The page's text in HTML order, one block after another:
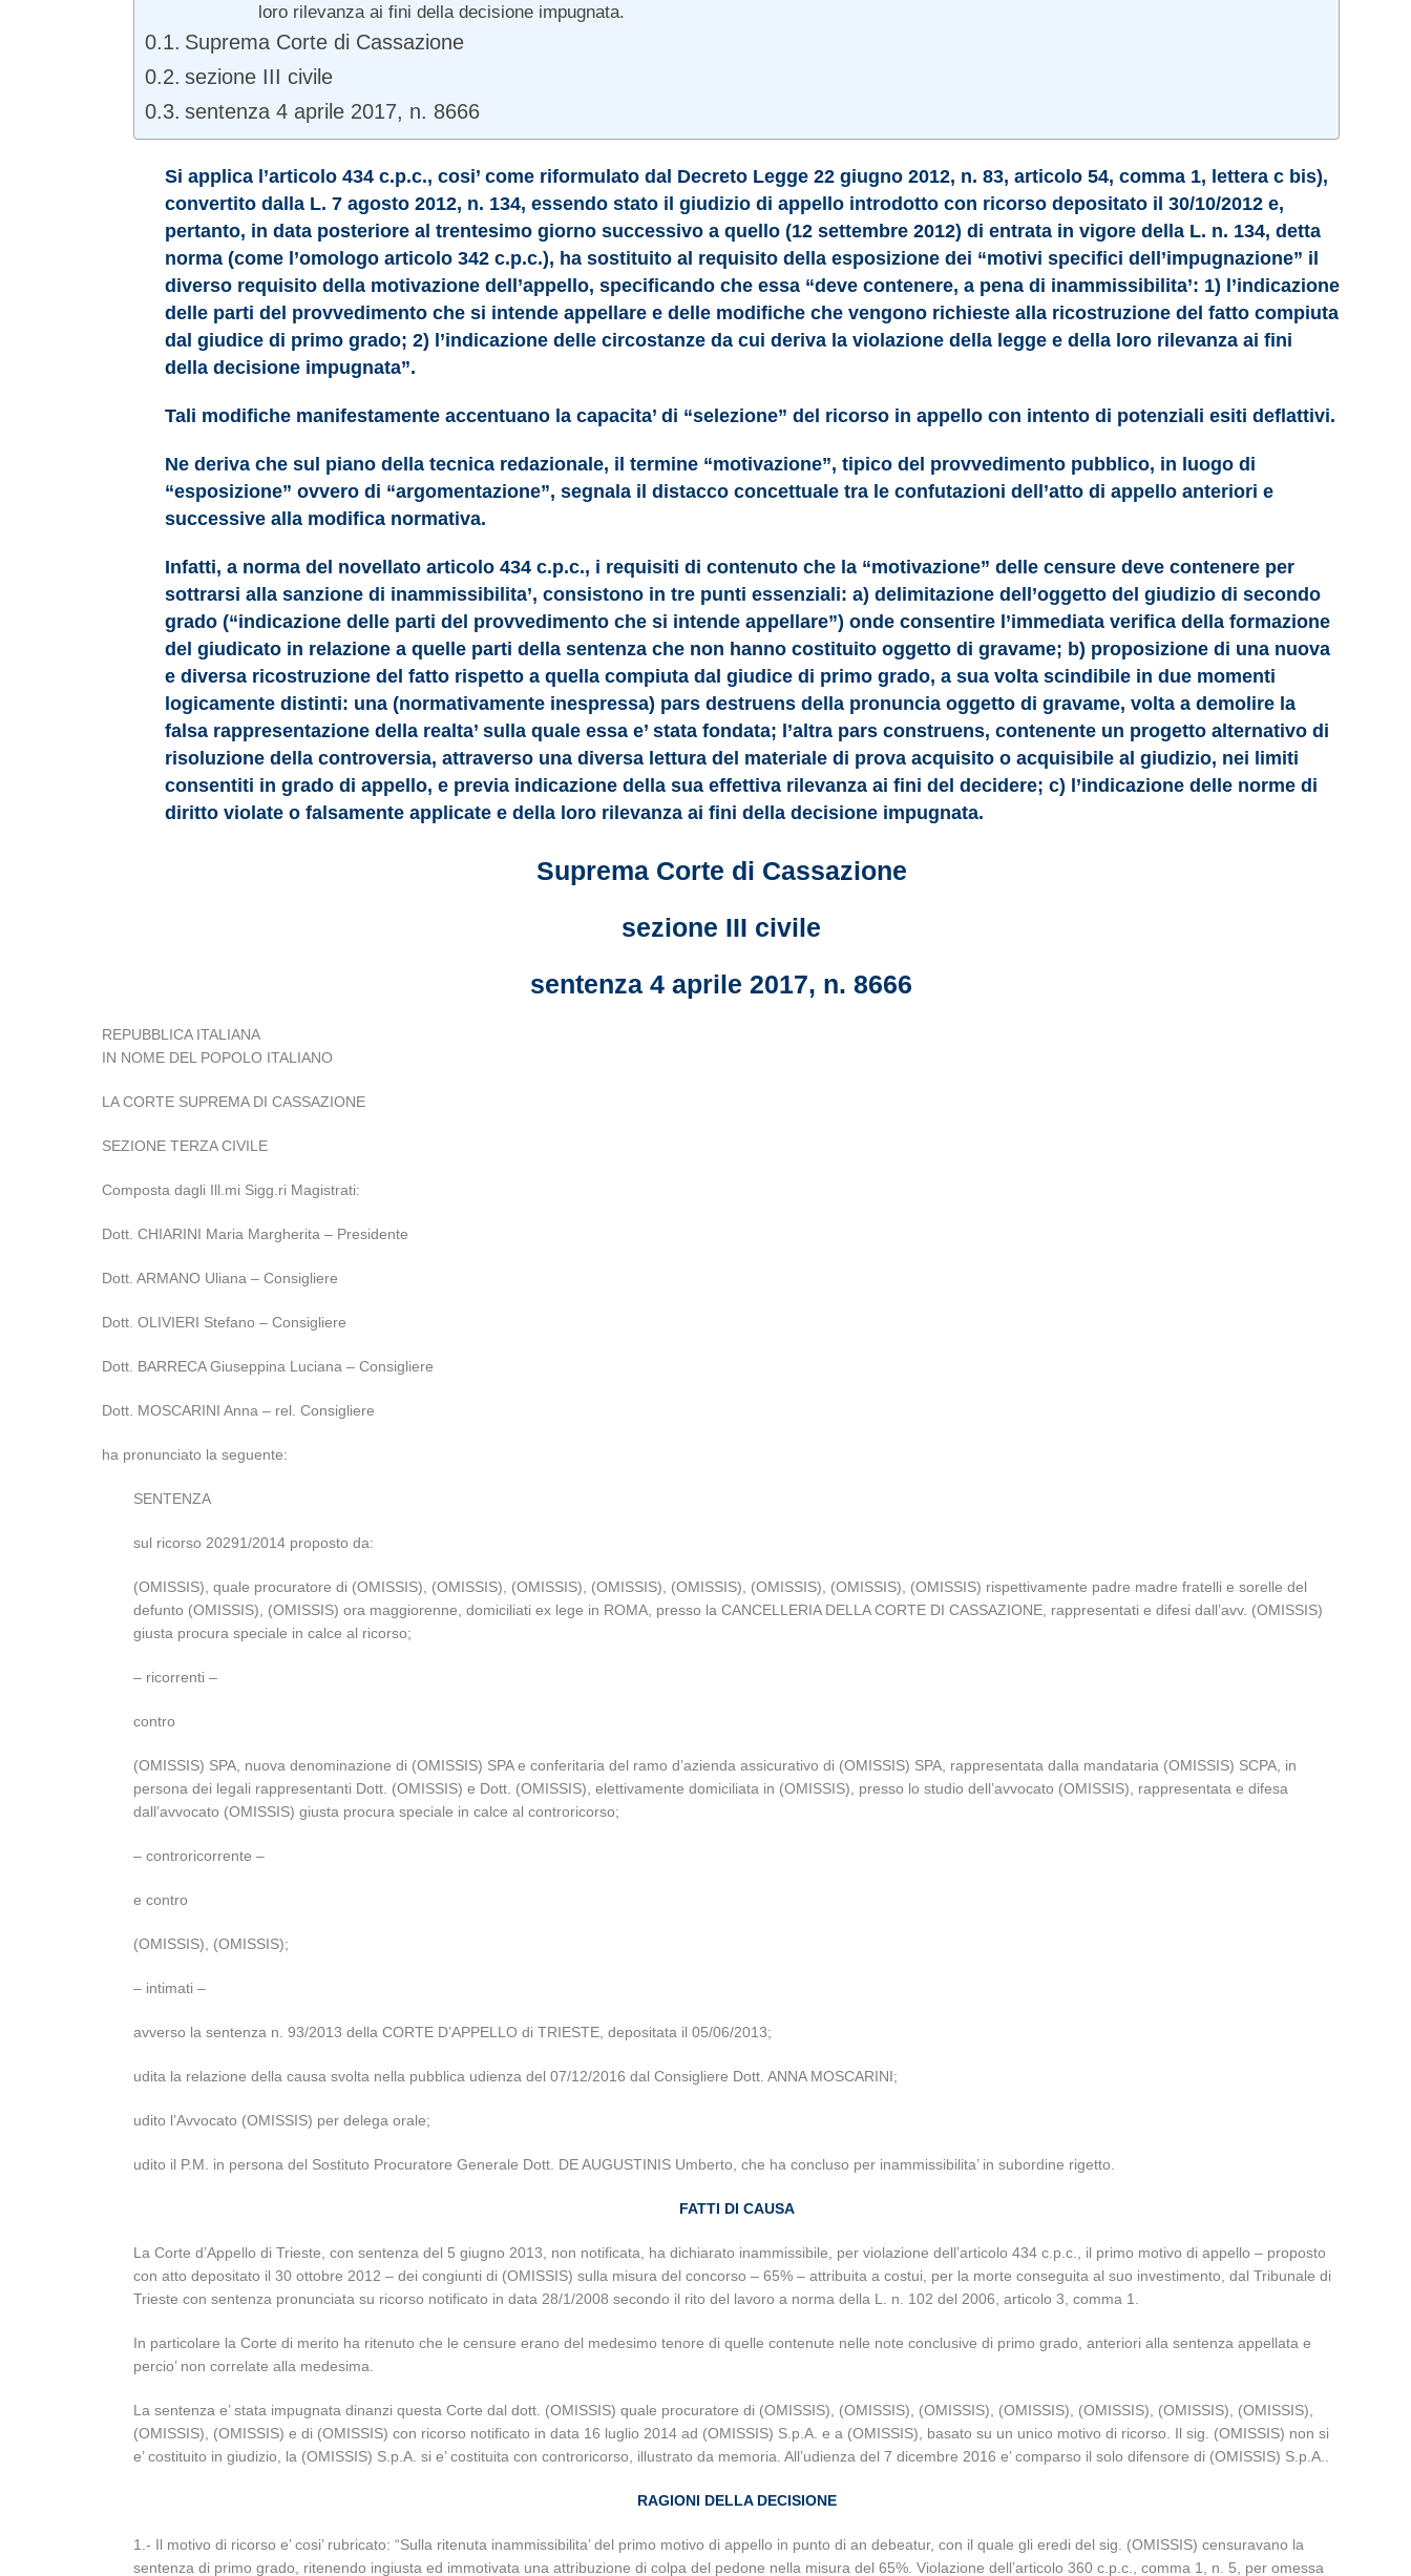
loro rilevanza ai fini della decisione impugnata.
Suprema Corte di Cassazione
sezione III civile
sentenza 4 aprile 2017, n. 8666
Si applica l’articolo 434 c.p.c., cosi’ come riformulato dal Decreto Legge 22 giugno 2012, n. 83, articolo 54, comma 1, lettera c bis),
convertito dalla L. 7 agosto 2012, n. 134, essendo stato il giudizio di appello introdotto con ricorso depositato il 30/10/2012 e,
pertanto, in data posteriore al trentesimo giorno successivo a quello (12 settembre 2012) di entrata in vigore della L. n. 134, detta
norma (come l’omologo articolo 342 c.p.c.), ha sostituito al requisito della esposizione dei “motivi specifici dell’impugnazione” il
diverso requisito della motivazione dell’appello, specificando che essa “deve contenere, a pena di inammissibilita’: 1) l’indicazione
delle parti del provvedimento che si intende appellare e delle modifiche che vengono richieste alla ricostruzione del fatto compiuta
dal giudice di primo grado; 2) l’indicazione delle circostanze da cui deriva la violazione della legge e della loro rilevanza ai fini
della decisione impugnata”.
Tali modifiche manifestamente accentuano la capacita’ di “selezione” del ricorso in appello con intento di potenziali esiti deflattivi.
Ne deriva che sul piano della tecnica redazionale, il termine “motivazione”, tipico del provvedimento pubblico, in luogo di
“esposizione” ovvero di “argomentazione”, segnala il distacco concettuale tra le confutazioni dell’atto di appello anteriori e
successive alla modifica normativa.
Infatti, a norma del novellato articolo 434 c.p.c., i requisiti di contenuto che la “motivazione” delle censure deve contenere per
sottrarsi alla sanzione di inammissibilita’, consistono in tre punti essenziali: a) delimitazione dell’oggetto del giudizio di secondo
grado (“indicazione delle parti del provvedimento che si intende appellare”) onde consentire l’immediata verifica della formazione
del giudicato in relazione a quelle parti della sentenza che non hanno costituito oggetto di gravame; b) proposizione di una nuova
e diversa ricostruzione del fatto rispetto a quella compiuta dal giudice di primo grado, a sua volta scindibile in due momenti
logicamente distinti: una (normativamente inespressa) pars destruens della pronuncia oggetto di gravame, volta a demolire la
falsa rappresentazione della realta’ sulla quale essa e’ stata fondata; l’altra pars construens, contenente un progetto alternativo di
risoluzione della controversia, attraverso una diversa lettura del materiale di prova acquisito o acquisibile al giudizio, nei limiti
consentiti in grado di appello, e previa indicazione della sua effettiva rilevanza ai fini del decidere; c) l’indicazione delle norme di
diritto violate o falsamente applicate e della loro rilevanza ai fini della decisione impugnata.
Suprema Corte di Cassazione
sezione III civile
sentenza 4 aprile 2017, n. 8666
REPUBBLICA ITALIANA
IN NOME DEL POPOLO ITALIANO
LA CORTE SUPREMA DI CASSAZIONE
SEZIONE TERZA CIVILE
Composta dagli Ill.mi Sigg.ri Magistrati:
Dott. CHIARINI Maria Margherita – Presidente
Dott. ARMANO Uliana – Consigliere
Dott. OLIVIERI Stefano – Consigliere
Dott. BARRECA Giuseppina Luciana – Consigliere
Dott. MOSCARINI Anna – rel. Consigliere
ha pronunciato la seguente:
SENTENZA
sul ricorso 20291/2014 proposto da:
(OMISSIS), quale procuratore di (OMISSIS), (OMISSIS), (OMISSIS), (OMISSIS), (OMISSIS), (OMISSIS), (OMISSIS), (OMISSIS) rispettivamente padre madre fratelli e sorelle del
defunto (OMISSIS), (OMISSIS) ora maggiorenne, domiciliati ex lege in ROMA, presso la CANCELLERIA DELLA CORTE DI CASSAZIONE, rappresentati e difesi dall’avv. (OMISSIS)
giusta procura speciale in calce al ricorso;
– ricorrenti –
contro
(OMISSIS) SPA, nuova denominazione di (OMISSIS) SPA e conferitaria del ramo d’azienda assicurativo di (OMISSIS) SPA, rappresentata dalla mandataria (OMISSIS) SCPA, in
persona dei legali rappresentanti Dott. (OMISSIS) e Dott. (OMISSIS), elettivamente domiciliata in (OMISSIS), presso lo studio dell’avvocato (OMISSIS), rappresentata e difesa
dall’avvocato (OMISSIS) giusta procura speciale in calce al controricorso;
– controricorrente –
e contro
(OMISSIS), (OMISSIS);
– intimati –
avverso la sentenza n. 93/2013 della CORTE D’APPELLO di TRIESTE, depositata il 05/06/2013;
udita la relazione della causa svolta nella pubblica udienza del 07/12/2016 dal Consigliere Dott. ANNA MOSCARINI;
udito l’Avvocato (OMISSIS) per delega orale;
udito il P.M. in persona del Sostituto Procuratore Generale Dott. DE AUGUSTINIS Umberto, che ha concluso per inammissibilita’ in subordine rigetto.
FATTI DI CAUSA
La Corte d’Appello di Trieste, con sentenza del 5 giugno 2013, non notificata, ha dichiarato inammissibile, per violazione dell’articolo 434 c.p.c., il primo motivo di appello – proposto
con atto depositato il 30 ottobre 2012 – dei congiunti di (OMISSIS) sulla misura del concorso – 65% – attribuita a costui, per la morte conseguita al suo investimento, dal Tribunale di
Trieste con sentenza pronunciata su ricorso notificato in data 28/1/2008 secondo il rito del lavoro a norma della L. n. 102 del 2006, articolo 3, comma 1.
In particolare la Corte di merito ha ritenuto che le censure erano del medesimo tenore di quelle contenute nelle note conclusive di primo grado, anteriori alla sentenza appellata e
percio’ non correlate alla medesima.
La sentenza e’ stata impugnata dinanzi questa Corte dal dott. (OMISSIS) quale procuratore di (OMISSIS), (OMISSIS), (OMISSIS), (OMISSIS), (OMISSIS), (OMISSIS), (OMISSIS),
(OMISSIS), (OMISSIS) e di (OMISSIS) con ricorso notificato in data 16 luglio 2014 ad (OMISSIS) S.p.A. e a (OMISSIS), basato su un unico motivo di ricorso. Il sig. (OMISSIS) non si
e’ costituito in giudizio, la (OMISSIS) S.p.A. si e’ costituita con controricorso, illustrato da memoria. All’udienza del 7 dicembre 2016 e’ comparso il solo difensore di (OMISSIS) S.p.A..
RAGIONI DELLA DECISIONE
1.- Il motivo di ricorso e’ cosi’ rubricato: “Sulla ritenuta inammissibilita’ del primo motivo di appello in punto di an debeatur, con il quale gli eredi del sig. (OMISSIS) censuravano la
sentenza di primo grado, ritenendo ingiusta ed immotivata una attribuzione di colpa del pedone nella misura del 65%. Violazione dell’articolo 360 c.p.c., comma 1, n. 5, per omessa